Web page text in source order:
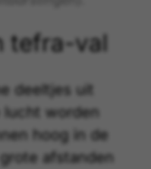
tefra-val
deeltjes uit
lucht worden
hoog in de
afstanden